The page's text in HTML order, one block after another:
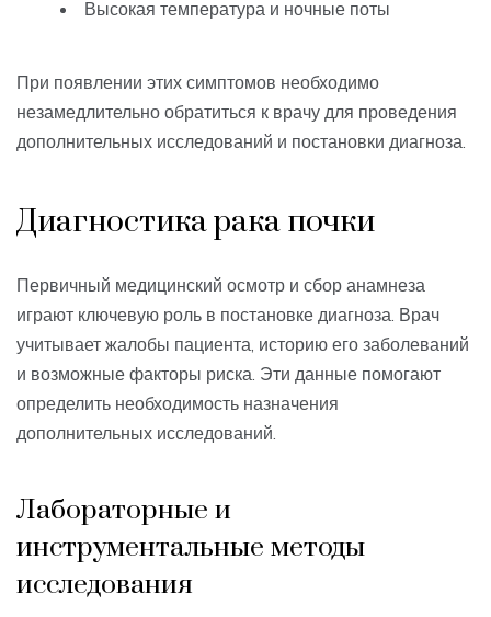
Высокая температура и ночные поты
При появлении этих симптомов необходимо
незамедлительно обратиться к врачу для проведения
дополнительных исследований и постановки диагноза.
Диагностика рака почки
Первичный медицинский осмотр и сбор анамнеза
играют ключевую роль в постановке диагноза. Врач
учитывает жалобы пациента, историю его заболеваний
и возможные факторы риска. Эти данные помогают
определить необходимость назначения
дополнительных исследований.
Лабораторные и
инструментальные методы
исследования